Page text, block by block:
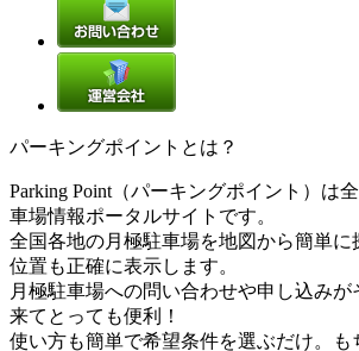
パーキングポイントとは？
Parking Point（パーキングポイント）は
車場情報ポータルサイトです。
全国各地の月極駐車場を地図から簡単に
位置も正確に表示します。
月極駐車場への問い合わせや申し込みが
来てとっても便利！
使い方も簡単で希望条件を選ぶだけ。も